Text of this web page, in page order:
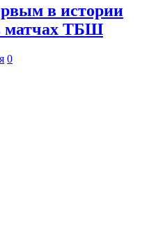
в истории
матчах ТБШ
0